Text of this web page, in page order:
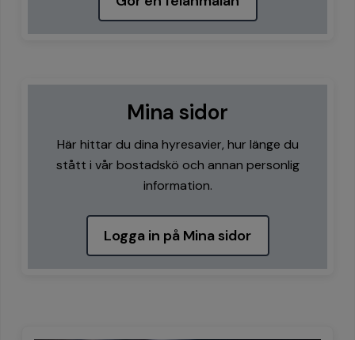
Mina sidor
Här hittar du dina hyresavier, hur länge du
stått i vår bostadskö och annan personlig
information.
Logga in på Mina sidor